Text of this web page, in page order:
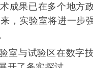
成果已在多个地方
实验室将进一步
室与试验区在数字